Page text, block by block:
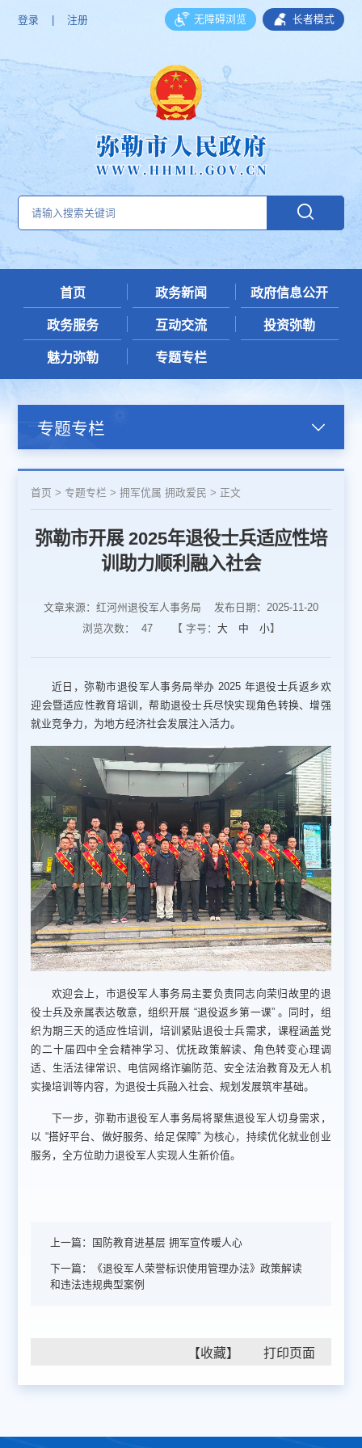
登录 注册 无障碍浏览 长者模式
首页 政务新闻 政府信息公开
政务服务 互动交流 投资弥勒
魅力弥勒 专题专栏
专题专栏
首页 >专题专栏 >拥军优属 拥政爱民 > 正文
弥勒市开展 2025年退役士兵适应性培
训助力顺利融入社会
文章来源：红河州退役军人事务局
发布日期：2025-11-20
浏览次数：
47 【 字号： 大 中 小】
近日，弥勒市退役军人事务局举办 2025 年退役士兵返乡欢
迎会暨适应性教育培训，帮助退役士兵尽快实现角色转换、增强
就业竞争力，为地方经济社会发展注入活力。
欢迎会上，市退役军人事务局主要负责同志向荣归故里的退
役士兵及亲属表达敬意，组织开展 “退役返乡第一课” 。同时，组
织为期三天的适应性培训，培训紧贴退役士兵需求，课程涵盖党
的二十届四中全会精神学习、优抚政策解读、角色转变心理调
适、生活法律常识、电信网络诈骗防范、安全法治教育及无人机
实操培训等内容，为退役士兵融入社会、规划发展筑牢基础。
下一步，弥勒市退役军人事务局将聚焦退役军人切身需求，
以 “搭好平台、做好服务、给足保障” 为核心，持续优化就业创业
服务，全方位助力退役军人实现人生新价值。
上一篇： 国防教育进基层 拥军宣传暖人心
下一篇：
《退役军人荣誉标识使用管理办法》政策解读
和违法违规典型案例
【收藏】